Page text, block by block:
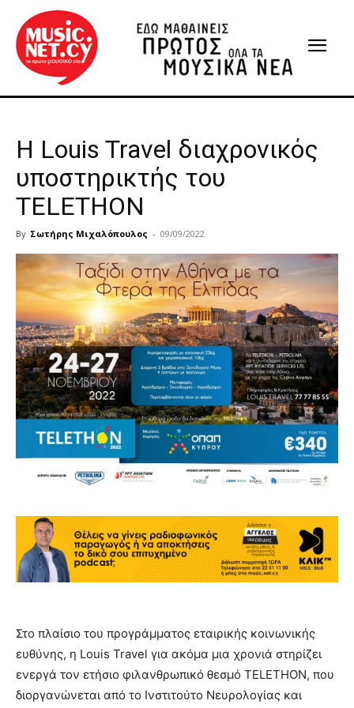
Η Louis Travel διαχρονικός
υποστηρικτής του
TELETHON
By Σωτήρης Μιχαλόπουλος - 09/09/2022
Στο πλαίσιο του προγράμματος εταιρικής κοινωνικής
ευθύνης, η Louis Travel για ακόμα μια χρονιά στηρίζει
ενεργά τον ετήσιο φιλανθρωπικό θεσμό TELETHON, που
διοργανώνεται από το Ινστιτούτο Νευρολογίας και